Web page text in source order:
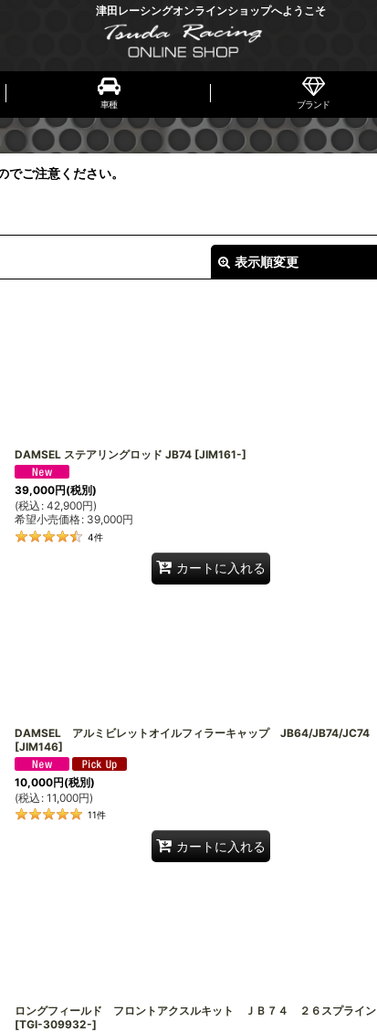
津田レーシングオンラインショップへようこそ
車種 ブランド
ご注意ください。
表示順変更
DAMSEL ステアリングロッド JB74 [JIM161-]
39,000円(税別)
(税込 : 42,900円)
希望小売価格: 39,000円
4件
カートに入れる
DAMSEL アルミビレットオイルフィラーキャップ JB64/JB74/JC74
[JIM146]
10,000円(税別)
(税込 : 11,000円)
11件
カートに入れる
ロングフィールド フロントアクスルキット ＪＢ７４ ２６スプライン
[TGI-309932-]